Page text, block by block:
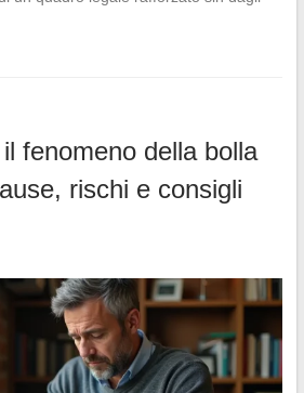
fenomeno della bolla
rischi e consigli